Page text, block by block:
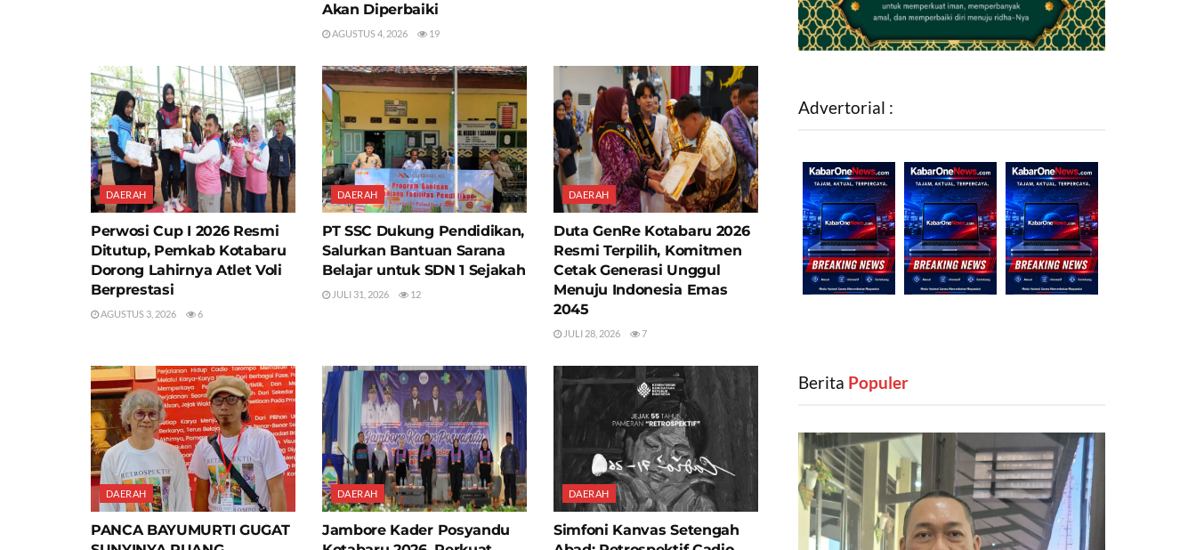
Akan Diperbaiki
AGUSTUS 4, 2026 19
DAERAH
Perwosi Cup I 2026 Resmi
Ditutup, Pemkab Kotabaru
Dorong Lahirnya Atlet Voli
Berprestasi
AGUSTUS 3, 2026 6
DAERAH
PT SSC Dukung Pendidikan,
Salurkan Bantuan Sarana
Belajar untuk SDN 1 Sejakah
JULI 31, 2026 12
DAERAH
Duta GenRe Kotabaru 2026
Resmi Terpilih, Komitmen
Cetak Generasi Unggul
Menuju Indonesia Emas
2045
JULI 28, 2026 7
DAERAH
PANCA BAYUMURTI GUGAT
DAERAH
Jambore Kader Posyandu
DAERAH
Simfoni Kanvas Setengah
Advertorial :
Berita ‎ Populer